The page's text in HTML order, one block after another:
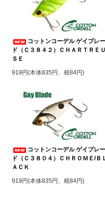
コットンコーデル ゲイブレー
ド（Ｃ３８４２）ＣＨＡＲＴＲＥＵ
ＳＥ
919円(本体835円、税84円)
コットンコーデル ゲイブレー
ド（Ｃ３８０４）ＣＨＲＯＭＥ/Ｂ
ＡＣＫ
919円(本体835円、税84円)